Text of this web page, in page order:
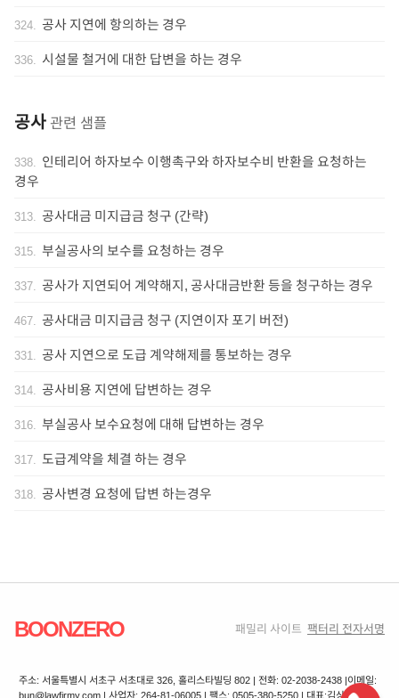
324. 공사 지연에 항의하는 경우
336. 시설물 철거에 대한 답변을 하는 경우
공사 관련 샘플
338. 인테리어 하자보수 이행촉구와 하자보수비 반환을 요청하는
경우
313. 공사대금 미지급금 청구 (간략)
315. 부실공사의 보수를 요청하는 경우
337. 공사가 지연되어 계약해지, 공사대금반환 등을 청구하는 경우
467. 공사대금 미지급금 청구 (지연이자 포기 버전)
331. 공사 지연으로 도급 계약해제를 통보하는 경우
314. 공사비용 지연에 답변하는 경우
316. 부실공사 보수요청에 대해 답변하는 경우
317. 도급계약을 체결 하는 경우
318. 공사변경 요청에 답변 하는경우
BOONZERO 패밀리 사이트 팩터리 전자서명
주소: 서울특별시 서초구 서초대로 326, 홀리스타빌딩 802 | 전화: 02-2038-2438 |이메일:
bun@lawfirmy.com | 사업자: 264-81-06005 | 팩스: 0505-380-5250 | 대표:김상겸